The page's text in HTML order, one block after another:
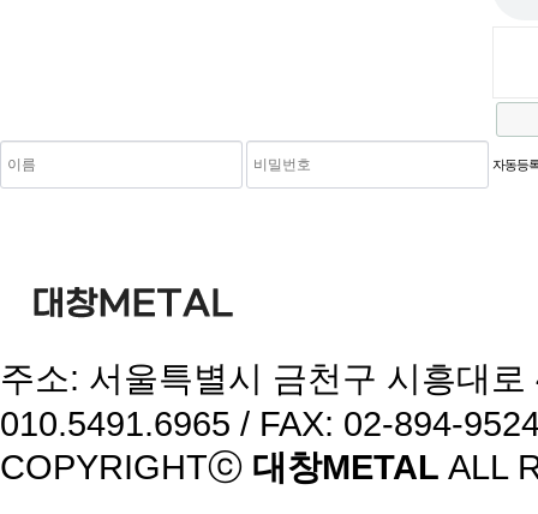
자동등
주소: 서울특별시 금천구 시흥대
010.5491.6965 / FAX: 02-894-
COPYRIGHTⓒ 대창METAL ALL